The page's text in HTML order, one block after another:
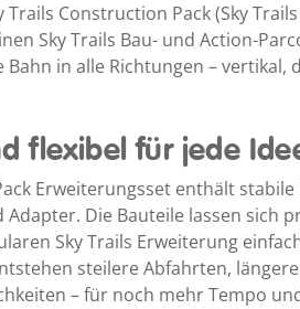
Trails Construction Pack (Sky
Sky Trails Bau- und Action-
in alle Richtungen – vertikal,
flexibel für jede
Erweiterungsset enthält stabile
Adapter. Die Bauteile lassen sich
Sky Trails Erweiterung
steilere Abfahrten,
– für noch mehr Tempo